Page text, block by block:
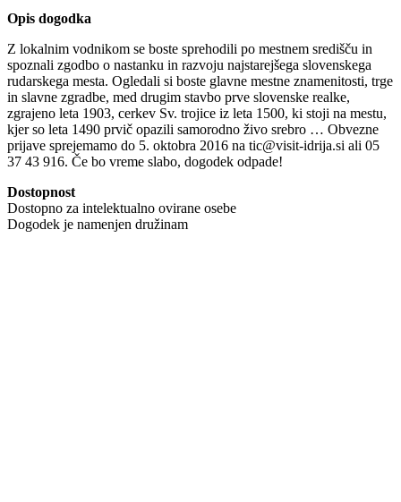
Opis dogodka
Z lokalnim vodnikom se boste sprehodili po mestnem središču in
spoznali zgodbo o nastanku in razvoju najstarejšega slovenskega
rudarskega mesta. Ogledali si boste glavne mestne znamenitosti, trge
in slavne zgradbe, med drugim stavbo prve slovenske realke,
zgrajeno leta 1903, cerkev Sv. trojice iz leta 1500, ki stoji na mestu,
kjer so leta 1490 prvič opazili samorodno živo srebro … Obvezne
prijave sprejemamo do 5. oktobra 2016 na tic@visit-idrija.si ali 05
37 43 916. Če bo vreme slabo, dogodek odpade!
Dostopnost
Dostopno za intelektualno ovirane osebe
Dogodek je namenjen družinam